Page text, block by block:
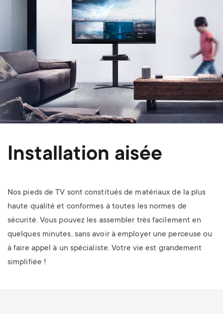
Installation aisée
Nos pieds de TV sont constitués de matériaux de la plus
haute qualité et conformes à toutes les normes de
sécurité. Vous pouvez les assembler très facilement en
quelques minutes, sans avoir à employer une perceuse ou
à faire appel à un spécialiste. Votre vie est grandement
simplifiée !